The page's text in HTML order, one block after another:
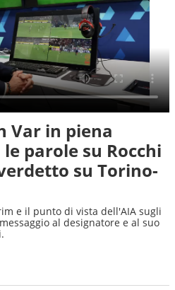
Var in piena
parole su Rocchi
su Torino-
e il punto di vista dell'AIA sugli
al designatore e al suo